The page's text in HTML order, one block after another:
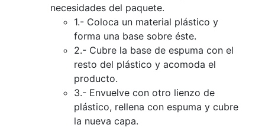
necesidades del paquete.
1.- Coloca un material plástico y
forma una base sobre éste.
2.- Cubre la base de espuma con el
resto del plástico y acomoda el
producto.
3.- Envuelve con otro lienzo de
plástico, rellena con espuma y cubre
la nueva capa.